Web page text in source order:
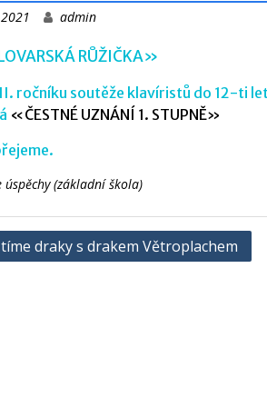
admin
RŮŽIČKA»
ročníku soutěže klavíristů do 12-ti
«ČESTNÉ UZNÁNÍ 1. STUPNĚ»
úspěchy (základní škola)
draky s drakem Větroplachem